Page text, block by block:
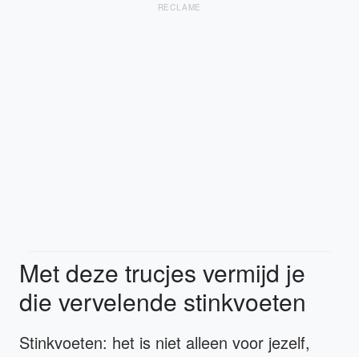
RECLAME
Met deze trucjes vermijd je
die vervelende stinkvoeten
Stinkvoeten: het is niet alleen voor jezelf,